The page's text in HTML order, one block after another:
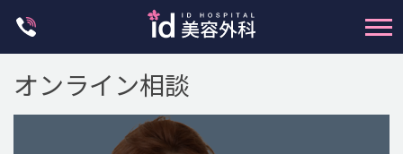
オンライン相談